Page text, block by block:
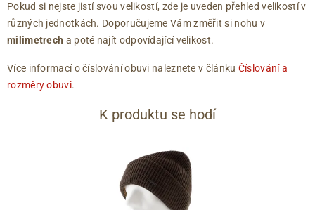
Pokud si nejste jistí svou velikostí, zde je uveden přehled velikostí v
různých jednotkách. Doporučujeme Vám změřit si nohu v
milimetrech a poté najít odpovídající velikost.
Více informací o číslování obuvi naleznete v článku Číslování a
rozměry obuvi.
K produktu se hodí